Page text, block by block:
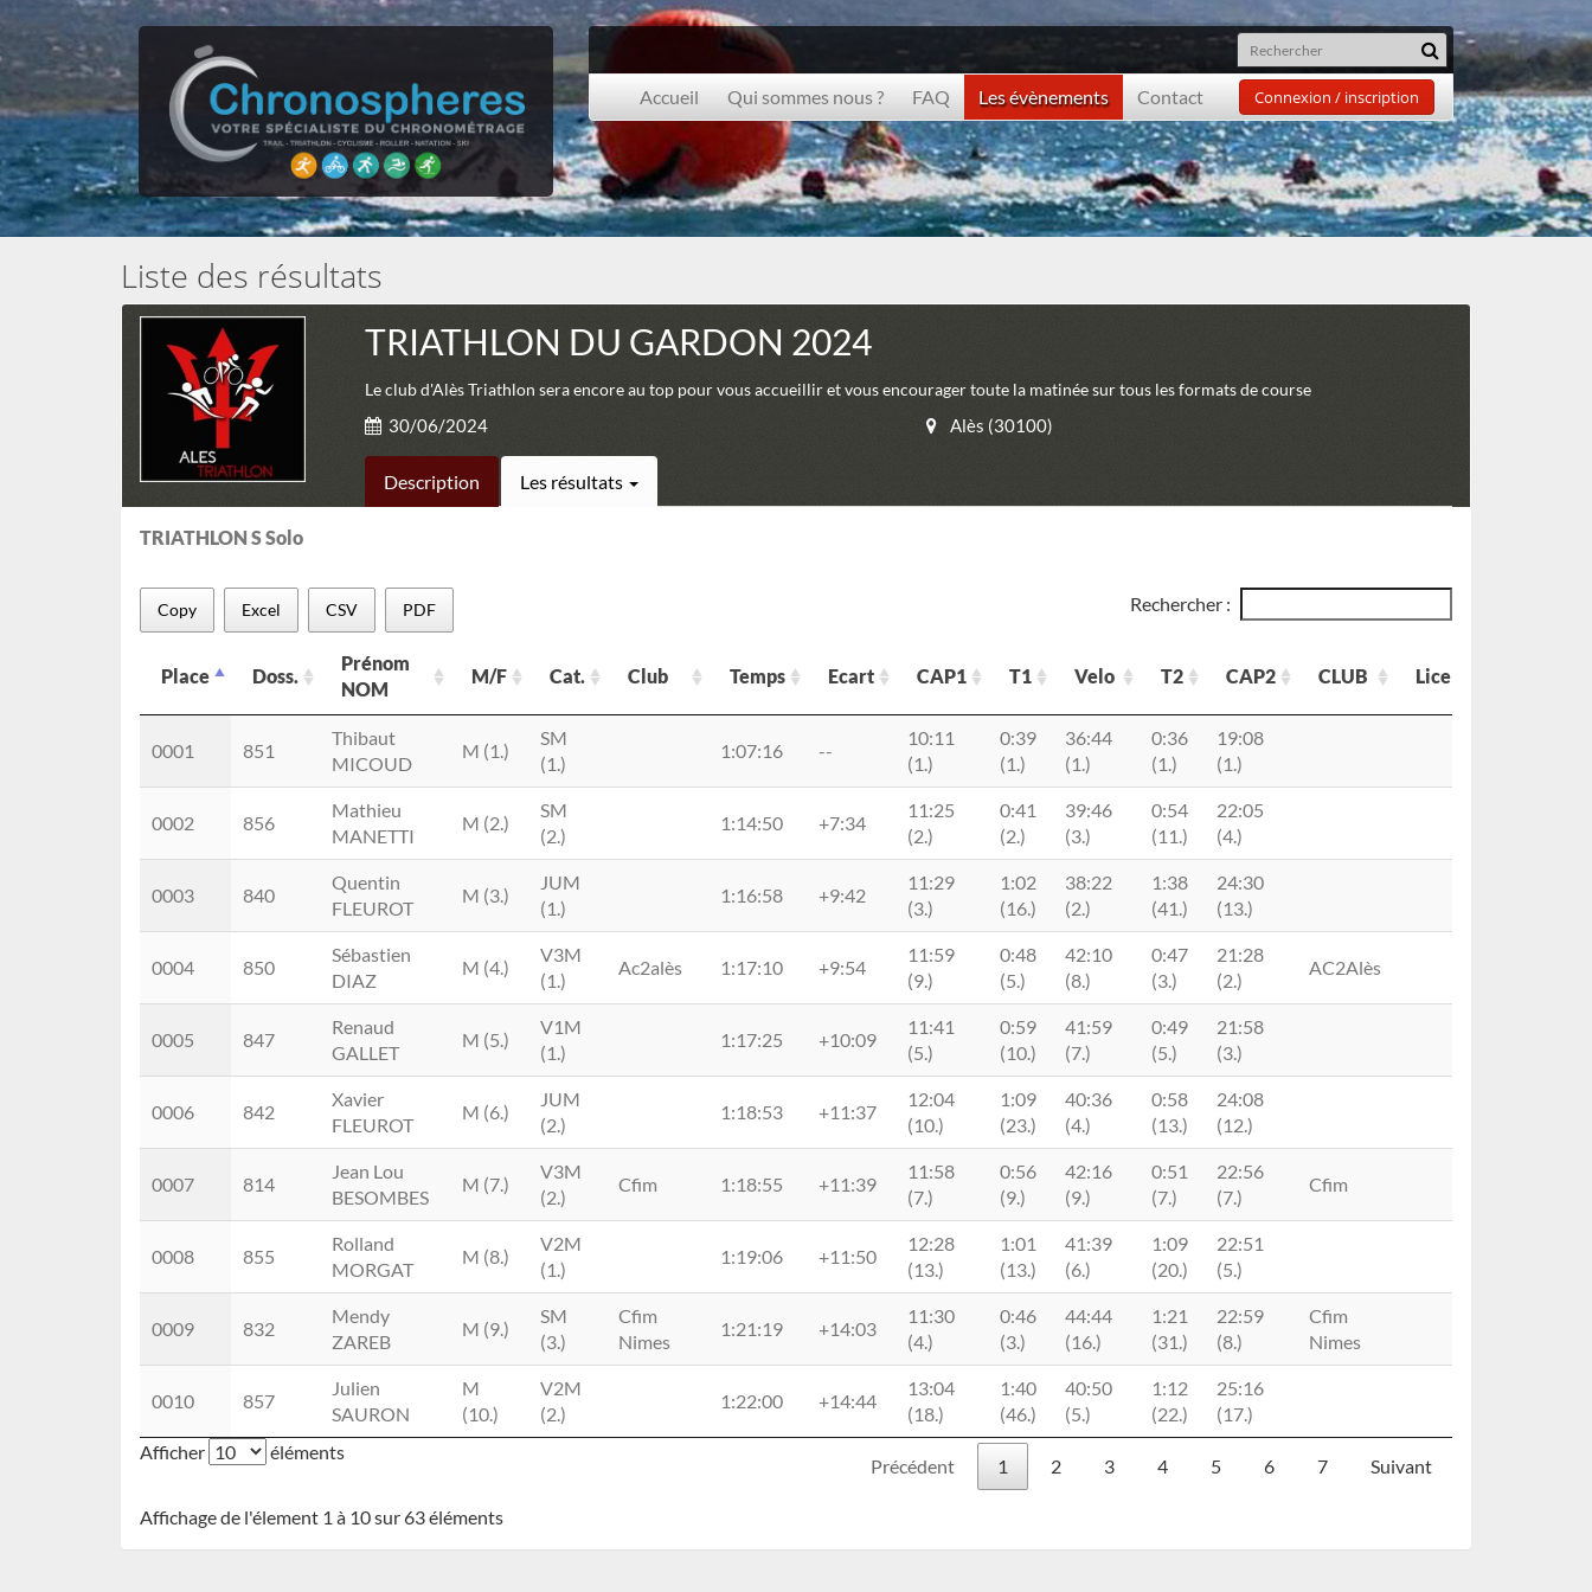
Accueil Qui sommes nous ? FAQ Les évènements Contact Connexion / inscription
Liste des résultats
TRIATHLON DU GARDON 2024
Le club d'Alès Triathlon sera encore au top pour vous accueillir et vous encourager toute la matinée sur tous les formats de course
30/06/2024 Alès (30100)
Description Les résultats
TRIATHLON S Solo
Copy Excel CSV PDF Rechercher :
Place Doss.
Prénom
NOM
M/F Cat. Club Temps Ecart CAP1 T1 Velo T2 CAP2 CLUB Licence
Prénom
NOM
Cat. CAP1 T1 Velo T2 CAP2
0001
851
Thibaut
MICOUD
M (1.)
SM
(1.)
1:07:16 --
10:11
(1.)
0:39
(1.)
36:44
(1.)
0:36
(1.)
19:08
(1.)
0002 856
Mathieu
MANETTI
M (2.)
SM
(2.)
1:14:50 +7:34
11:25
(2.)
0:41
(2.)
39:46
(3.)
0:54
(11.)
22:05
(4.)
0003 840
Quentin
FLEUROT
M (3.)
JUM
(1.)
1:16:58 +9:42
11:29
(3.)
1:02
(16.)
38:22
(2.)
1:38
(41.)
24:30
(13.)
0004 850
Sébastien
DIAZ
M (4.)
V3M
(1.)
Ac2alès 1:17:10 +9:54
11:59
(9.)
0:48
(5.)
42:10
(8.)
0:47
(3.)
21:28
(2.)
AC2Alès
0005 847
Renaud
GALLET
M (5.)
V1M
(1.)
1:17:25 +10:09
11:41
(5.)
0:59
(10.)
41:59
(7.)
0:49
(5.)
21:58
(3.)
0006 842
Xavier
FLEUROT
M (6.)
JUM
(2.)
1:18:53 +11:37
12:04
(10.)
1:09
(23.)
40:36
(4.)
0:58
(13.)
24:08
(12.)
0007 814
Jean Lou
BESOMBES
M (7.)
V3M
(2.)
Cfim 1:18:55 +11:39
11:58
(7.)
0:56
(9.)
42:16
(9.)
0:51
(7.)
22:56
(7.)
Cfim
0008 855
Rolland
MORGAT
M (8.)
V2M
(1.)
1:19:06 +11:50
12:28
(13.)
1:01
(13.)
41:39
(6.)
1:09
(20.)
22:51
(5.)
0009 832
Mendy
ZAREB
M (9.)
SM
(3.)
Cfim
Nimes
1:21:19 +14:03
11:30
(4.)
0:46
(3.)
44:44
(16.)
1:21
(31.)
22:59
(8.)
Cfim
Nimes
0010 857
Julien
SAURON
M
(10.)
V2M
(2.)
1:22:00 +14:44
13:04
(18.)
1:40
(46.)
40:50
(5.)
1:12
(22.)
25:16
(17.)
Afficher
éléments
Précédent 1 2 3 4 5 6 7 Suivant
Affichage de l'élement 1 à 10 sur 63 éléments